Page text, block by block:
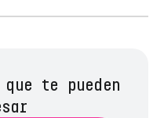
te pueden